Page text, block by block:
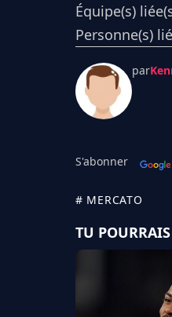
Équipe(s)
Personne(s)
par
S'abonner
# MERCATO
TU